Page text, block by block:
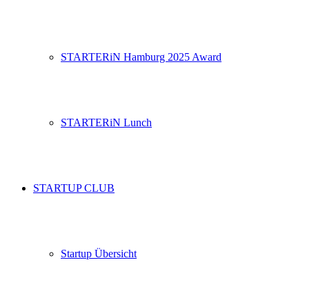
STARTERiN Hamburg 2025 Award
STARTERiN Lunch
STARTUP CLUB
Startup Übersicht